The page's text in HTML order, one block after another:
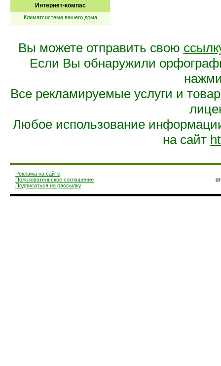
Интернет-компас
Климатсистема вашего дома
Вы можете отправить свою
Если Вы обнаружили
Все рекламируемые услуги и
Любое использование
на сайт
Реклама на сайте
Пользовательское соглашение
Подписаться на рассылку